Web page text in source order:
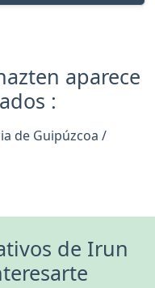
aparece
:
de Guipúzcoa /
de Irun